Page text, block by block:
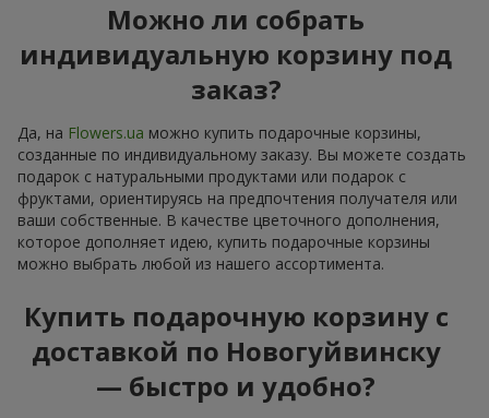
Можно ли собрать
индивидуальную корзину под
заказ?
Да, на Flowers.ua можно купить подарочные корзины,
созданные по индивидуальному заказу. Вы можете создать
подарок с натуральными продуктами или подарок с
фруктами, ориентируясь на предпочтения получателя или
ваши собственные. В качестве цветочного дополнения,
которое дополняет идею, купить подарочные корзины
можно выбрать любой из нашего ассортимента.
Купить подарочную корзину с
доставкой по Новогуйвинску
— быстро и удобно?